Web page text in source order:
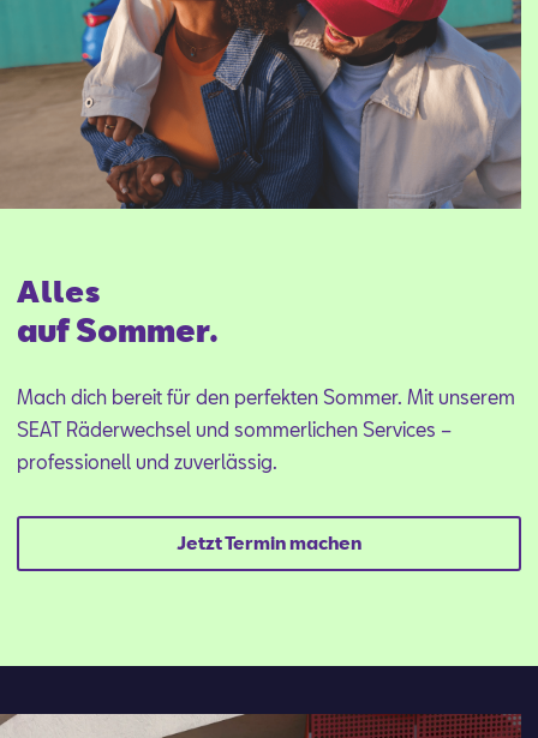
Alles
auf Sommer.
Mach dich bereit für den perfekten Sommer. Mit unserem
SEAT Räderwechsel und sommerlichen Services –
professionell und zuverlässig.
Jetzt Termin machen